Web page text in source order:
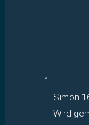
Simon
Wird